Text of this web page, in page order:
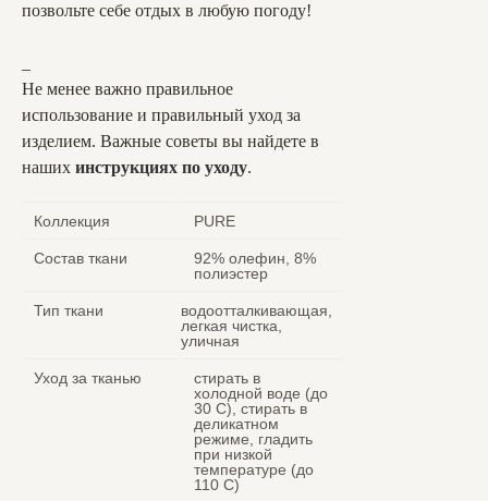
позвольте себе отдых в любую погоду!
Не менее важно правильное
использование и правильный уход за
изделием. Важные советы вы найдете в
наших инструкциях по уходу.
Коллекция PURE
Состав ткани
92% олефин, 8%
полиэстер
Тип ткани
водоотталкивающая,
легкая чистка,
уличная
Уход за тканью
стирать в
холодной воде (до
30 C), стирать в
деликатном
режиме, гладить
при низкой
температуре (до
110 С)